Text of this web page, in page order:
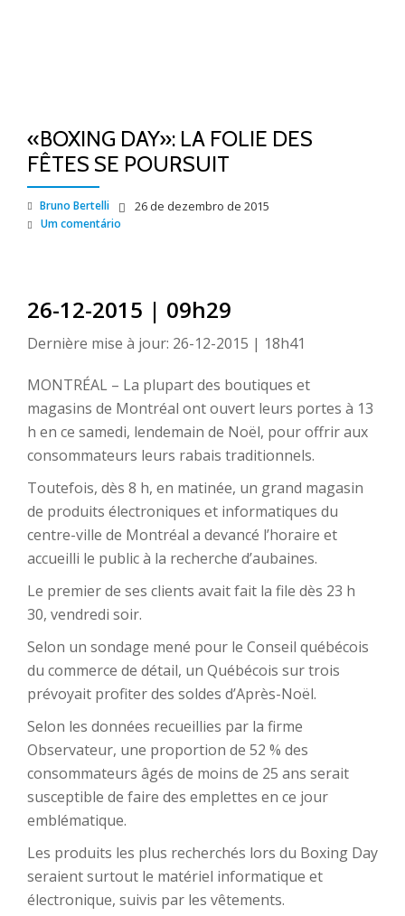
«BOXING DAY»: LA FOLIE DES
FÊTES SE POURSUIT
Bruno Bertelli 26 de dezembro de 2015
Um comentário
26-12-2015 | 09h29
Dernière mise à jour: 26-12-2015 | 18h41
MONTRÉAL – La plupart des boutiques et
magasins de Montréal ont ouvert leurs portes à 13
h en ce samedi, lendemain de Noël, pour offrir aux
consommateurs leurs rabais traditionnels.
Toutefois, dès 8 h, en matinée, un grand magasin
de produits électroniques et informatiques du
centre-ville de Montréal a devancé l’horaire et
accueilli le public à la recherche d’aubaines.
Le premier de ses clients avait fait la file dès 23 h
30, vendredi soir.
Selon un sondage mené pour le Conseil québécois
du commerce de détail, un Québécois sur trois
prévoyait profiter des soldes d’Après-Noël.
Selon les données recueillies par la firme
Observateur, une proportion de 52 % des
consommateurs âgés de moins de 25 ans serait
susceptible de faire des emplettes en ce jour
emblématique.
Les produits les plus recherchés lors du Boxing Day
seraient surtout le matériel informatique et
électronique, suivis par les vêtements.